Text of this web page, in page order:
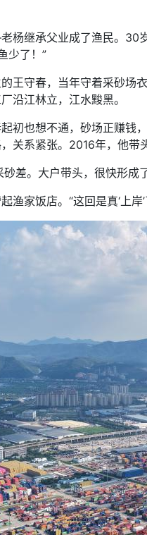
承父业成了渔民。30
少了！”
守春，当年守着采砂场
沿江林立，江水黢黑。
也想不通，砂场正赚钱
关系紧张。2016年，他带
。大户带头，很快形成
家饭店。“这回是真‘上岸